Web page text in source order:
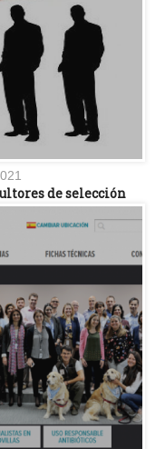
de selección